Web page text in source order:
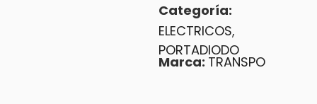
Categoría:
ELECTRICOS,
PORTADIODO
Marca: TRANSPO